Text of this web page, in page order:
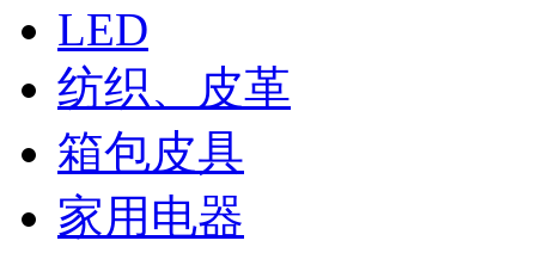
LED
纺织、皮革
箱包皮具
家用电器